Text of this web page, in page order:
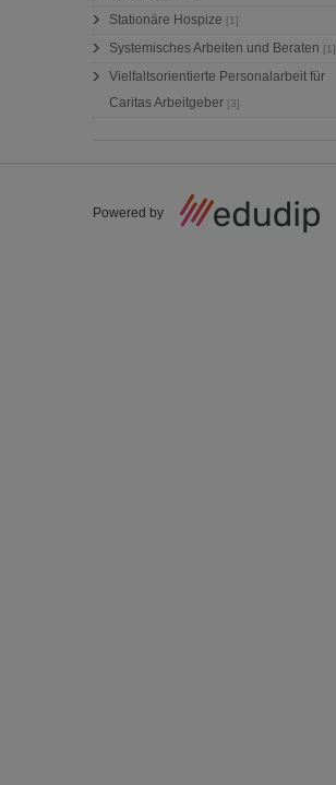
Stationäre Hospize [1]
Systemisches Arbeiten und Beraten [1]
Vielfaltsorientierte Personalarbeit für
Caritas Arbeitgeber [3]
Powered by